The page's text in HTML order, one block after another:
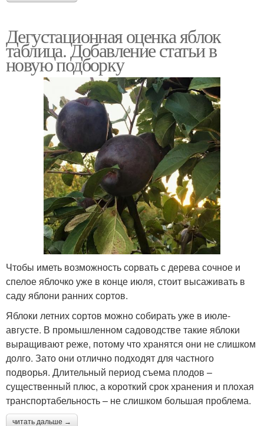
Дегустационная оценка яблок
таблица. Добавление статьи в
новую подборку
Чтобы иметь возможность сорвать с дерева сочное и
спелое яблочко уже в конце июля, стоит высаживать в
саду яблони ранних сортов.
Яблоки летних сортов можно собирать уже в июле-
августе. В промышленном садоводстве такие яблоки
выращивают реже, потому что хранятся они не слишком
долго. Зато они отлично подходят для частного
подворья. Длительный период съема плодов –
существенный плюс, а короткий срок хранения и плохая
транспортабельность – не слишком большая проблема.
читать дальше →